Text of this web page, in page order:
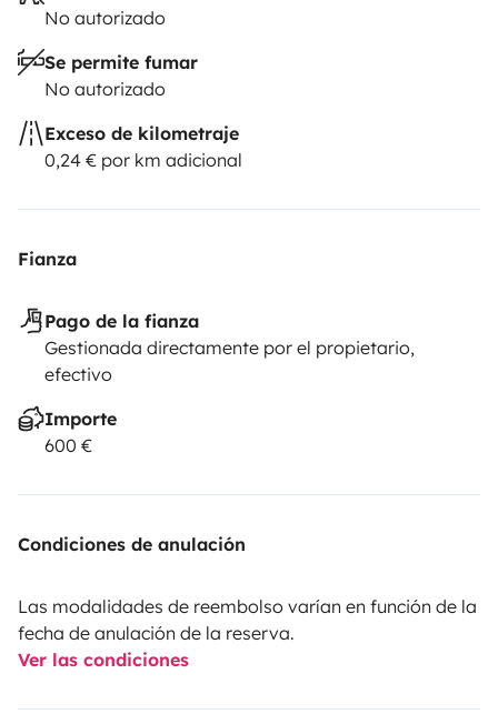
No autorizado
Se permite fumar
No autorizado
Exceso de kilometraje
0,24 € por km adicional
Fianza
Pago de la fianza
Gestionada directamente por el propietario,
efectivo
Importe
600 €
Condiciones de anulación
Las modalidades de reembolso varían en función de la
fecha de anulación de la reserva.
Ver las condiciones